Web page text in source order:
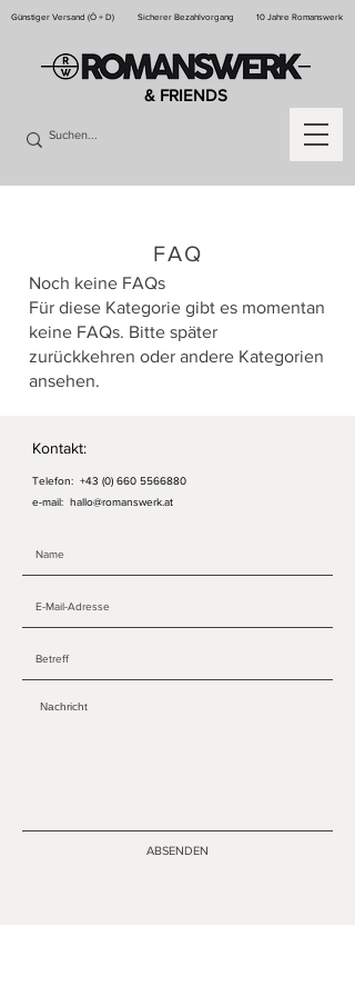
Günstiger Versand (Ö + D) Sicherer Bezahlvorgang 10 Jahre Romanswerk
& FRIENDS
FAQ
Noch keine FAQs
Für diese Kategorie gibt es momentan
keine FAQs. Bitte später
zurückkehren oder andere Kategorien
ansehen.
Kontakt:
Telefon: +43 (0) 660 5566880
e-mail: hallo@romanswerk.at
ABSENDEN